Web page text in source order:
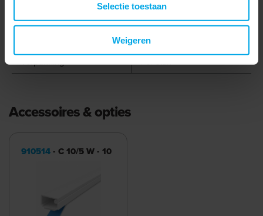
Selectie toestaan
Weigeren
Aantal stuks in verpakking
1 st
Verpakking
Per stuk
Accessoires & opties
910514- C 10/5 W - 10